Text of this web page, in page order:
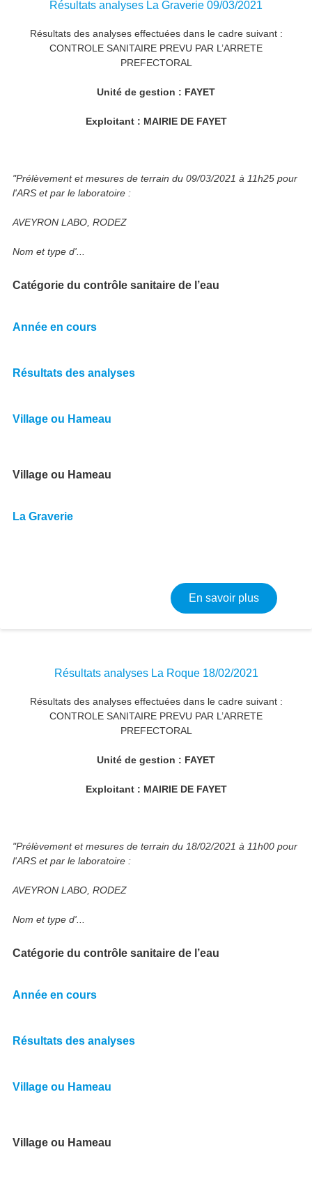
Résultats analyses La Graverie 09/03/2021
Résultats des analyses effectuées dans le cadre suivant :
CONTROLE SANITAIRE PREVU PAR L’ARRETE
PREFECTORAL
Unité de gestion : FAYET
Exploitant : MAIRIE DE FAYET
"Prélèvement et mesures de terrain du 09/03/2021 à 11h25 pour
l'ARS et par le laboratoire :
AVEYRON LABO, RODEZ
Nom et type d'...
Catégorie du contrôle sanitaire de l’eau
Année en cours
Résultats des analyses
Village ou Hameau
Village ou Hameau
La Graverie
En savoir plussur
Résultats analyses La Roque 18/02/2021
Résultats des analyses effectuées dans le cadre suivant :
CONTROLE SANITAIRE PREVU PAR L’ARRETE
PREFECTORAL
Unité de gestion : FAYET
Exploitant : MAIRIE DE FAYET
"Prélèvement et mesures de terrain du 18/02/2021 à 11h00 pour
l'ARS et par le laboratoire :
AVEYRON LABO, RODEZ
Nom et type d'...
Catégorie du contrôle sanitaire de l’eau
Année en cours
Résultats des analyses
Village ou Hameau
Village ou Hameau